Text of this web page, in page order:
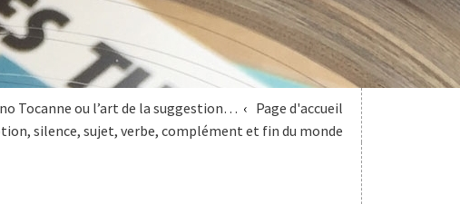
Tocanne ou l’art de la suggestion…
Page d'accueil
silence, sujet, verbe, complément et fin du monde